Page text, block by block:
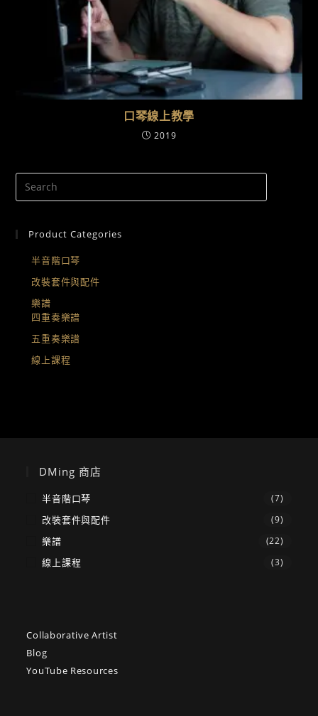
口琴線上教學
2019
Product Categories
半音階口琴
改裝套件與配件
樂譜
四重奏樂譜
五重奏樂譜
線上課程
DMing 商店
半音階口琴 (7)
改裝套件與配件 (9)
樂譜 (22)
線上課程 (3)
Collaborative Artist
Blog
YouTube Resources